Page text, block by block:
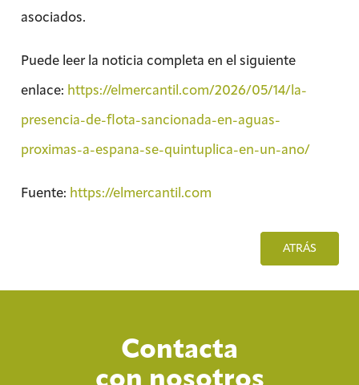
asociados.
Puede leer la noticia completa en el siguiente
enlace: https://elmercantil.com/2026/05/14/la-
presencia-de-flota-sancionada-en-aguas-
proximas-a-espana-se-quintuplica-en-un-ano/
Fuente: https://elmercantil.com
ATRÁS
Contacta
con nosotros